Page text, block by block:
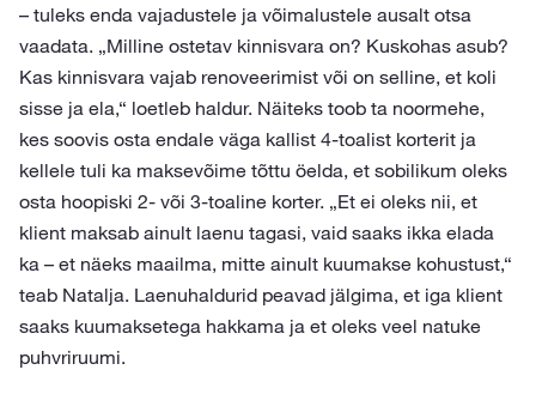
– tuleks enda vajadustele ja võimalustele ausalt otsa
vaadata. „Milline ostetav kinnisvara on? Kuskohas asub?
Kas kinnisvara vajab renoveerimist või on selline, et koli
sisse ja ela,“ loetleb haldur. Näiteks toob ta noormehe,
kes soovis osta endale väga kallist 4-toalist korterit ja
kellele tuli ka maksevõime tõttu öelda, et sobilikum oleks
osta hoopiski 2- või 3-toaline korter. „Et ei oleks nii, et
klient maksab ainult laenu tagasi, vaid saaks ikka elada
ka – et näeks maailma, mitte ainult kuumakse kohustust,“
teab Natalja. Laenuhaldurid peavad jälgima, et iga klient
saaks kuumaksetega hakkama ja et oleks veel natuke
puhvriruumi.